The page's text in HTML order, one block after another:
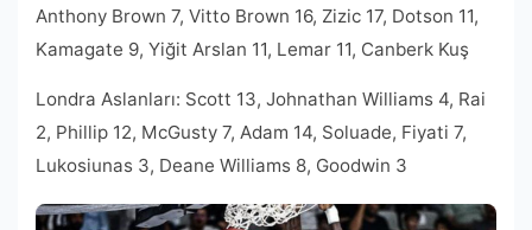
Anthony Brown 7, Vitto Brown 16, Zizic 17, Dotson 11,
Kamagate 9, Yiğit Arslan 11, Lemar 11, Canberk Kuş
Londra Aslanları: Scott 13, Johnathan Williams 4, Rai
2, Phillip 12, McGusty 7, Adam 14, Soluade, Fiyati 7,
Lukosiunas 3, Deane Williams 8, Goodwin 3